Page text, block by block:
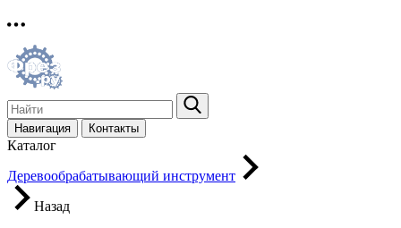
Навигация Контакты
Каталог
Деревообрабатывающий инструмент
Назад